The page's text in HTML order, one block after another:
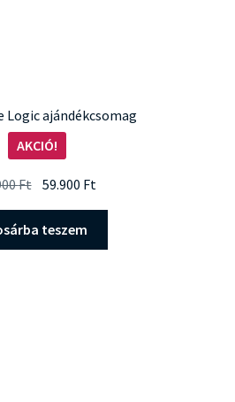
Logic ajándékcsomag
AKCIÓ!
Ft Original
price
was:
67.900 Ft.
59.900 Ft
price
59.900 Ft.
teszem